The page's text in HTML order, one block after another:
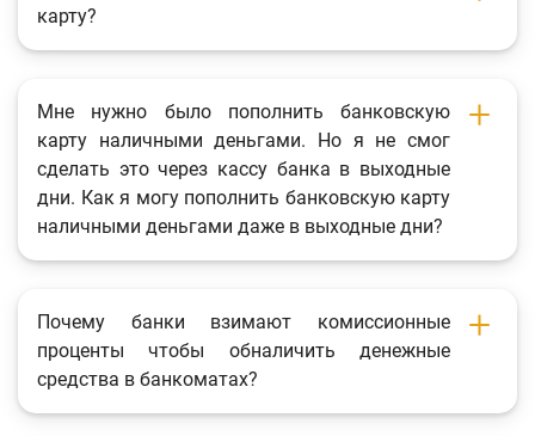
карту?
Мне нужно было пополнить банковскую
карту наличными деньгами. Но я не смог
сделать это через кассу банка в выходные
дни. Как я могу пополнить банковскую карту
наличными деньгами даже в выходные дни?
Почему банки взимают комиссионные
проценты чтобы обналичить денежные
средства в банкоматах?